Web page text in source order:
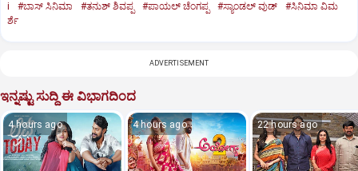
i
#ಬಾಸ್‌ ಸಿನಿಮಾ #ತನುಶ್‌ ಶಿವಪ್ಪ #ಪಾಯಲ್‌ ಚೆಂಗಪ್ಪ #ಸ್ಯಾಂಡಲ್‌ ವುಡ್‌
#ಸಿನಿಮಾ ವಿಮ
ರ್ಶೆ
ADVERTISEMENT
ಇನ್ನಷ್ಟು ಸುದ್ದಿ ಈ ವಿಭಾಗದಿಂದ
4 hours ago 4 hours ago 22 hours ago